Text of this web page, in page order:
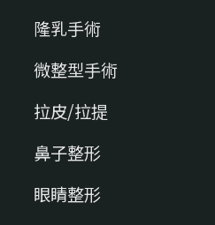
隆乳手術
微整型手術
拉皮/拉提
鼻子整形
眼睛整形